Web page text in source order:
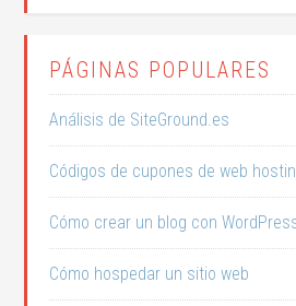
PÁGINAS POPULARES
Análisis de SiteGround.es
Códigos de cupones de web
Cómo crear un blog con
Cómo hospedar un sitio web